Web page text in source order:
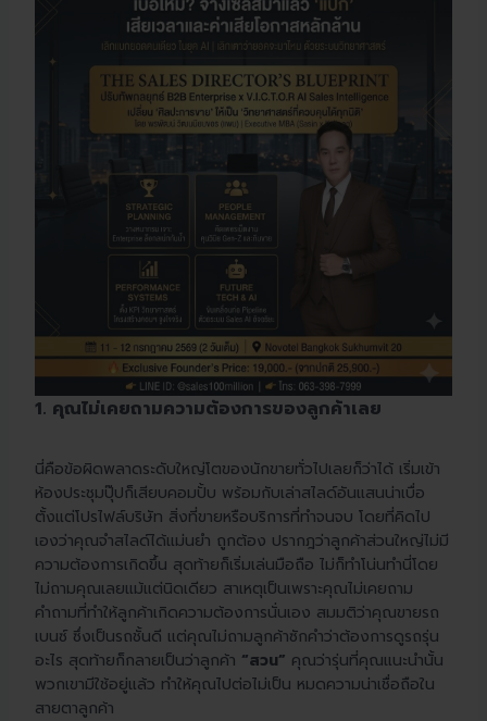
1. คุณไม่เคยถามความต้องการของลูกค้าเลย
นี่คือข้อผิดพลาดระดับใหญ่โตของนักขายทั่วไปเลยก็ว่าได้ เริ่มเข้า
ห้องประชุมปุ๊ปก็เสียบคอมปั้บ พร้อมกับเล่าสไลด์อันแสนน่าเบื่อ
ตั้งแต่โปรไฟล์บริษัท สิ่งที่ขายหรือบริการที่ทำจนจบ โดยที่คิดไป
เองว่าคุณจำสไลด์ได้แม่นยำ ถูกต้อง ปรากฎว่าลูกค้าส่วนใหญ่ไม่มี
ความต้องการเกิดขึ้น สุดท้ายก็เริ่มเล่นมือถือ ไม่ก็ทำโน่นทำนี่โดย
ไม่ถามคุณเลยแม้แต่นิดเดียว สาเหตุเป็นเพราะคุณไม่เคยถาม
คำถามที่ทำให้ลูกค้าเกิดความต้องการนั่นเอง สมมติว่าคุณขายรถ
เบนซ์ ซึ่งเป็นรถชั้นดี แต่คุณไม่ถามลูกค้าซักคำว่าต้องการดูรถรุ่น
อะไร สุดท้ายก็กลายเป็นว่าลูกค้า “สวน” คุณว่ารุ่นที่คุณแนะนำนั้น
พวกเขามีใช้อยู่แล้ว ทำให้คุณไปต่อไม่เป็น หมดความน่าเชื่อถือใน
สายตาลูกค้า